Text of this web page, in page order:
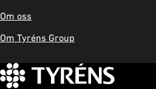
Om oss
Om Tyréns Group